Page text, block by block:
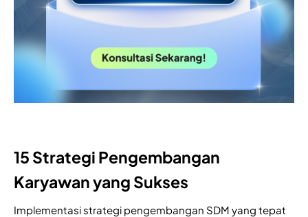
15 Strategi Pengembangan
Karyawan yang Sukses
Implementasi strategi pengembangan SDM yang tepat